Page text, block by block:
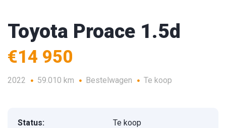
Toyota Proace 1.5d
€14 950
2022 59.010 km Bestelwagen Te koop
Status:
Te koop